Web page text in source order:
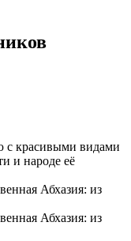
с красивыми видами
и народе её